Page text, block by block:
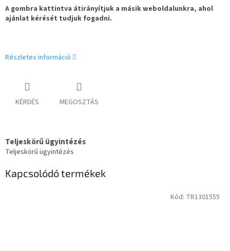
A gombra kattintva átirányítjuk a másik weboldalunkra, ahol
ajánlat kérését tudjuk fogadni.
Részletes információ
KÉRDÉS MEGOSZTÁS
Teljeskörű ügyintézés
Teljeskörű ügyintézés
Kapcsolódó termékek
Kód: TR1301555